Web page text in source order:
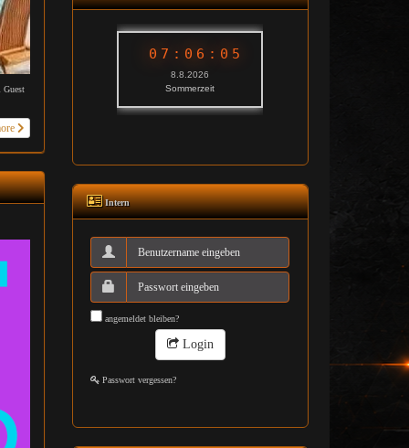
Intern
angemeldet bleiben?
Login
Passwort vergessen?